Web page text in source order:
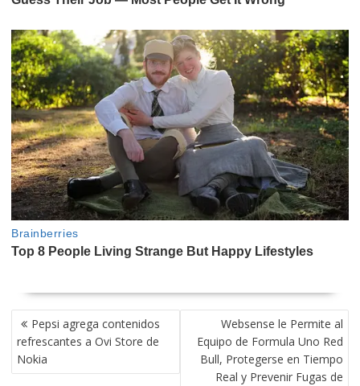
NAVEGACIÓN
DE
ENTRADAS
Pepsi agrega contenidos
refrescantes a Ovi Store de
Nokia
Websense le Permite al
Equipo de Formula Uno Red
Bull, Protegerse en Tiempo
Real y Prevenir Fugas de